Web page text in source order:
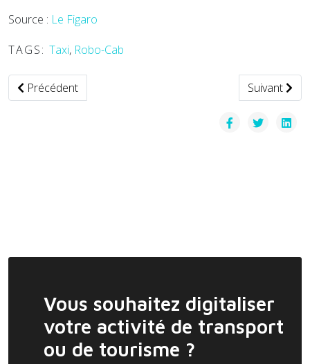
Source : Le Figaro
TAGS: Taxi, Robo-Cab
Article précédent : Mobicoop, la coopérative gratuite du
Précédent Article
Suivant
Vous souhaitez digitaliser
votre activité de transport
ou de tourisme ?